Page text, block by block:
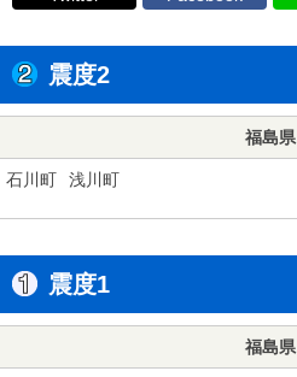
震度2
福島県
石川町 浅川町
震度1
福島県